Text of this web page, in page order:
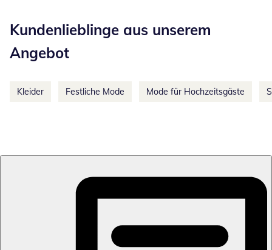
Kundenlieblinge aus unserem
Angebot
Kleider Festliche Mode Mode für Hochzeitsgäste